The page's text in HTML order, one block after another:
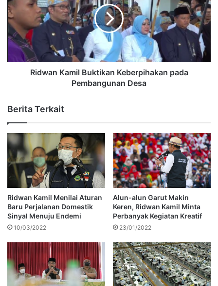
Ridwan Kamil Buktikan Keberpihakan pada
Pembangunan Desa
Berita Terkait
Ridwan Kamil Menilai Aturan
Baru Perjalanan Domestik
Sinyal Menuju Endemi
10/03/2022
Alun-alun Garut Makin
Keren, Ridwan Kamil Minta
Perbanyak Kegiatan Kreatif
23/01/2022